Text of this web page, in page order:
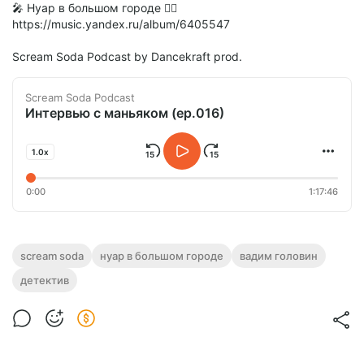
🎤 Нуар в большом городе 👉🏻
https://music.yandex.ru/album/6405547
Scream Soda Podcast by Dancekraft prod.
Scream Soda Podcast
Интервью с маньяком (ep.016)
1.0x
0:00 1:17:46
scream soda нуар в большом городе
вадим головин
детектив